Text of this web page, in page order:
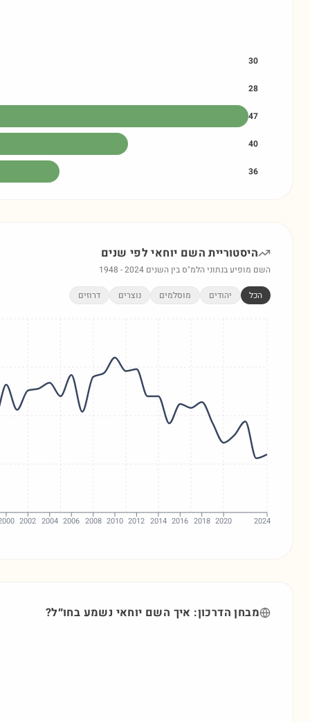
30
28
47
40
36
היסטוריית השם יוחאילפי שנים
השם מופיע בנתוני הלמ"ס בין השנים 1948 -2024
הכל יהודים מוסלמים נוצרים דרוזים
2002 2004 2006 2008 2010 2012 2014 2016 2018 2020 2024
מבחן הדרכון: איך השם יוחאי נשמע בחו״ל?